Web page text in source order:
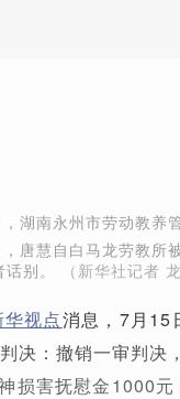
湖南永州市劳动教养
唐慧自白马龙劳教所
别。
（新华社记者
华视点消息，7月15
决：撤销一审判决
损害抚慰金1000